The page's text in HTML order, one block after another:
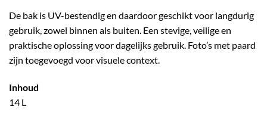
De bak is UV-bestendig en daardoor geschikt voor langdurig
gebruik, zowel binnen als buiten. Een stevige, veilige en
praktische oplossing voor dagelijks gebruik. Foto’s met paard
zijn toegevoegd voor visuele context.
Inhoud
14 L